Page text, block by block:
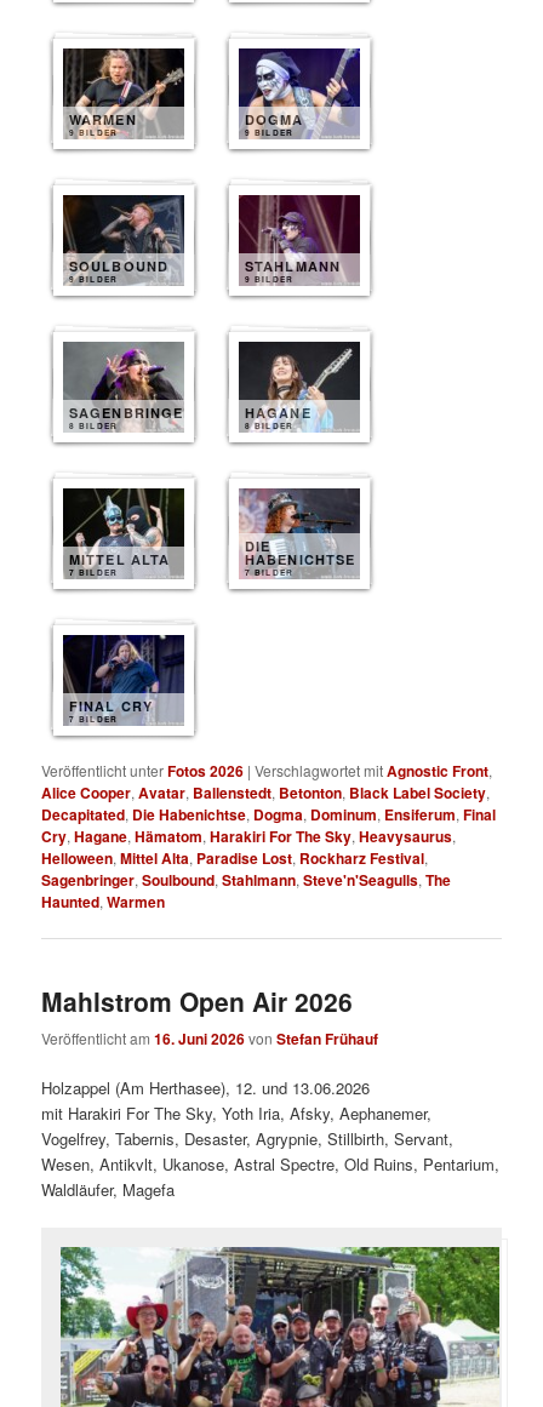
WARMEN
9 BILDER
DOGMA
9 BILDER
SOULBOUND
9 BILDER
STAHLMANN
9 BILDER
SAGENBRINGER
8 BILDER
HAGANE
8 BILDER
MITTEL ALTA
7 BILDER
DIE
HABENICHTSE
7 BILDER
FINAL CRY
7 BILDER
Veröffentlicht unterFotos 2026 |Verschlagwortet mitAgnostic Front,
Alice Cooper,Avatar, Ballenstedt, Betonton, Black Label Society,
Decapitated, Die Habenichtse, Dogma, Dominum, Ensiferum,Final
Cry,Hagane,Hämatom,Harakiri For The Sky,Heavysaurus,
Helloween,Mittel Alta, Paradise Lost, Rockharz Festival,
Sagenbringer,Soulbound,Stahlmann,Steve'n'Seagulls,The
Haunted,Warmen
Mahlstrom Open Air 2026
Veröffentlicht am16. Juni 2026vonStefan Frühauf
Holzappel (Am Herthasee), 12. und 13.06.2026
mit Harakiri For The Sky, Yoth Iria, Afsky, Aephanemer,
Vogelfrey, Tabernis, Desaster, Agrypnie, Stillbirth, Servant,
Wesen, Antikvlt, Ukanose, Astral Spectre, Old Ruins, Pentarium,
Waldläufer, Magefa